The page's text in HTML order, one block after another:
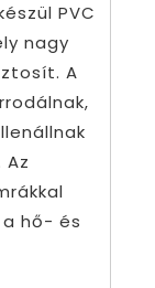
PVC
nagy
A
hő- és